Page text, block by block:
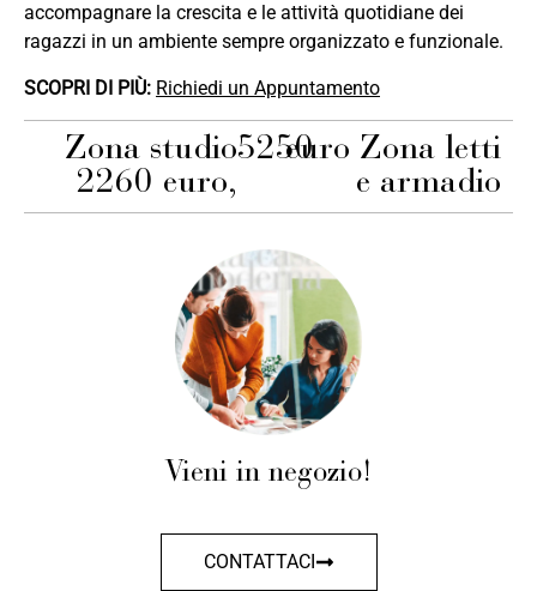
accompagnare la crescita e le attività quotidiane dei
ragazzi in un ambiente sempre organizzato e funzionale.
SCOPRI DI PIÙ: Richiedi un Appuntamento
Zona studio
2260 euro,
5250euro Zona letti
e armadio
Vieni in negozio!
CONTATTACI